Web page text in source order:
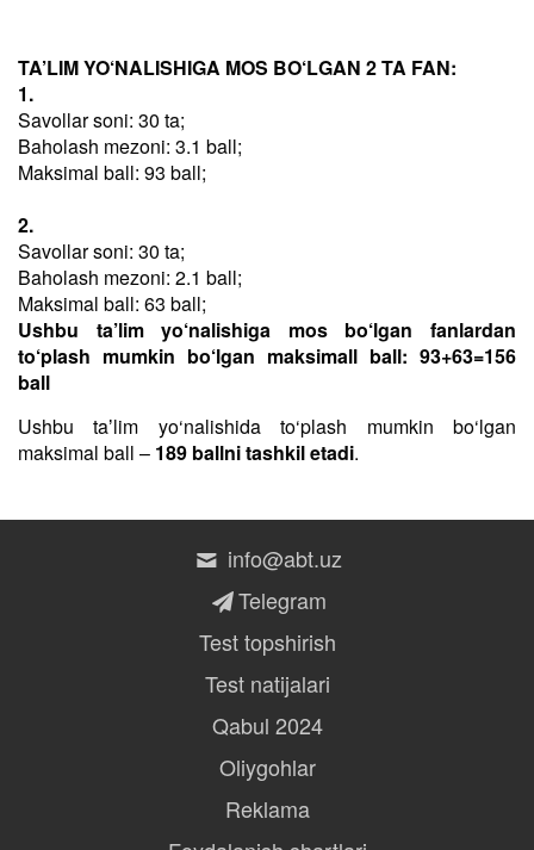
TA’LIM YO‘NALISHIGA MOS BO‘LGAN 2 TA FAN:
1.
Savollar soni: 30 ta;
Baholash mezoni: 3.1 ball;
Maksimal ball: 93 ball;
2.
Savollar soni: 30 ta;
Baholash mezoni: 2.1 ball;
Maksimal ball: 63 ball;
Ushbu ta’lim yo‘nalishiga mos bo‘lgan fanlardan
to‘plash mumkin bo‘lgan maksimall ball: 93+63=156
ball
Ushbu taʼlim yo‘nalishida to‘plash mumkin bo‘lgan
maksimal ball – 189 ballni tashkil etadi.
info@abt.uz
Telegram
Test topshirish
Test natijalari
Qabul 2024
Oliygohlar
Reklama